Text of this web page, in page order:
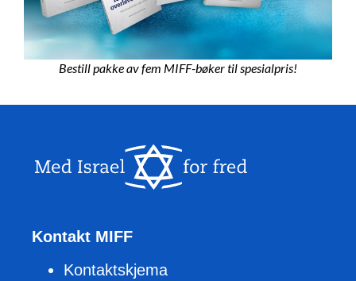
Bestill pakke av fem MIFF-bøker til spesialpris!
Kontakt MIFF
Kontaktskjema